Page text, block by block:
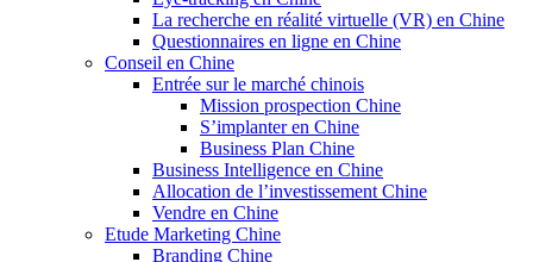
La recherche en réalité virtuelle (VR) en Chine
Questionnaires en ligne en Chine
Conseil en Chine
Entrée sur le marché chinois
Mission prospection Chine
S’implanter en Chine
Business Plan Chine
Business Intelligence en Chine
Allocation de l’investissement Chine
Vendre en Chine
Etude Marketing Chine
Branding Chine